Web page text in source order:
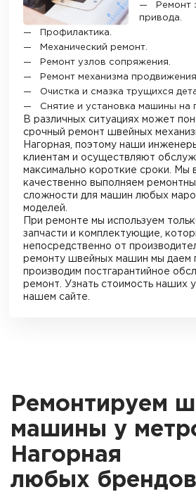
Ремонт
привода.
Профилактика.
Механический ремонт.
Ремонт узлов сопряжения.
Ремонт механизма продвижения
Очистка и смазка трущихся
Снятие и установка машины на
В различных ситуациях может
срочный ремонт швейных
Нагорная
, поэтому наши
клиентам и осуществляют
максимально короткие сроки. Мы
качественно выполняем
сложности для машин любых
моделей.
При ремонте мы используем
запчасти и комплектующие,
непосредственно от
ремонту швейных машин мы даем
производим постгарантийное
ремонт. Узнать стоимость наших
нашем сайте.
Ремонтируем
машины у
Нагорная
любых брендов